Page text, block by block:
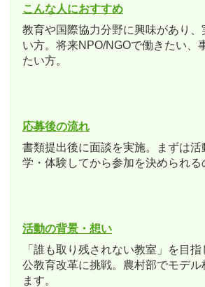
こんな人におすすめ
教育や国際協力分野に興味があり、
い方。将来NPO/NGOで働きたい、
たい方。
応募後の流れ
書類提出後に面談を実施。まずは活
学・体験してから参加を決められる
活動の背景・想い
「誰も取り残されない教室」を目
公教育改革に挑戦。農村部でモデル
ます。